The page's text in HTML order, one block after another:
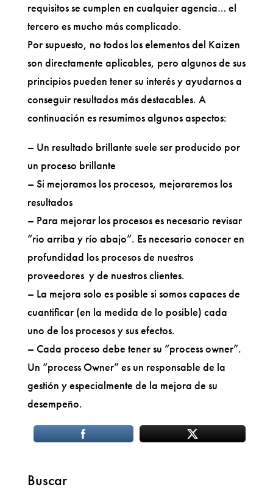
requisitos se cumplen en cualquier agencia… el
tercero es mucho más complicado.
Por supuesto, no todos los elementos del Kaizen
son directamente aplicables, pero algunos de sus
principios pueden tener su interés y ayudarnos a
conseguir resultados más destacables. A
continuación es resumimos algunos aspectos:
– Un resultado brillante suele ser producido por
un proceso brillante
– Si mejoramos los procesos, mejoraremos los
resultados
– Para mejorar los procesos es necesario revisar
“rio arriba y río abajo”. Es necesario conocer en
profundidad los procesos de nuestros
proveedores y de nuestros clientes.
– La mejora solo es posible si somos capaces de
cuantificar (en la medida de lo posible) cada
uno de los procesos y sus efectos.
– Cada proceso debe tener su “process owner”.
Un “process Owner” es un responsable de la
gestión y especialmente de la mejora de su
desempeño.
Buscar